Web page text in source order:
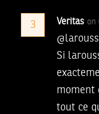
3 Veritas on
Si
moment
tout ce